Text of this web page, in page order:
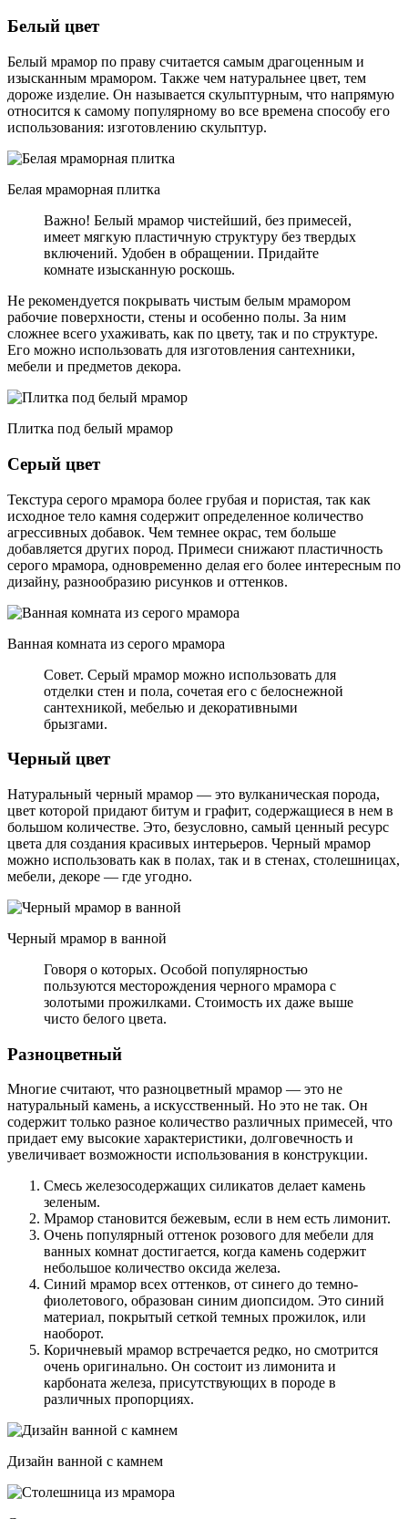
Белый цвет
Белый мрамор по праву считается самым драгоценным и
изысканным мрамором. Также чем натуральнее цвет, тем
дороже изделие. Он называется скульптурным, что напрямую
относится к самому популярному во все времена способу его
использования: изготовлению скульптур.
Белая мраморная плитка
Важно! Белый мрамор чистейший, без примесей,
имеет мягкую пластичную структуру без твердых
включений. Удобен в обращении. Придайте
комнате изысканную роскошь.
Не рекомендуется покрывать чистым белым мрамором
рабочие поверхности, стены и особенно полы. За ним
сложнее всего ухаживать, как по цвету, так и по структуре.
Его можно использовать для изготовления сантехники,
мебели и предметов декора.
Плитка под белый мрамор
Серый цвет
Текстура серого мрамора более грубая и пористая, так как
исходное тело камня содержит определенное количество
агрессивных добавок. Чем темнее окрас, тем больше
добавляется других пород. Примеси снижают пластичность
серого мрамора, одновременно делая его более интересным по
дизайну, разнообразию рисунков и оттенков.
Ванная комната из серого мрамора
Совет. Серый мрамор можно использовать для
отделки стен и пола, сочетая его с белоснежной
сантехникой, мебелью и декоративными
брызгами.
Черный цвет
Натуральный черный мрамор — это вулканическая порода,
цвет которой придают битум и графит, содержащиеся в нем в
большом количестве. Это, безусловно, самый ценный ресурс
цвета для создания красивых интерьеров. Черный мрамор
можно использовать как в полах, так и в стенах, столешницах,
мебели, декоре — где угодно.
Черный мрамор в ванной
Говоря о которых. Особой популярностью
пользуются месторождения черного мрамора с
золотыми прожилками. Стоимость их даже выше
чисто белого цвета.
Разноцветный
Многие считают, что разноцветный мрамор — это не
натуральный камень, а искусственный. Но это не так. Он
содержит только разное количество различных примесей, что
придает ему высокие характеристики, долговечность и
увеличивает возможности использования в конструкции.
Смесь железосодержащих силикатов делает камень
зеленым.
Мрамор становится бежевым, если в нем есть лимонит.
Очень популярный оттенок розового для мебели для
ванных комнат достигается, когда камень содержит
небольшое количество оксида железа.
Синий мрамор всех оттенков, от синего до темно-
фиолетового, образован синим диопсидом. Это синий
материал, покрытый сеткой темных прожилок, или
наоборот.
Коричневый мрамор встречается редко, но смотрится
очень оригинально. Он состоит из лимонита и
карбоната железа, присутствующих в породе в
различных пропорциях.
Дизайн ванной с камнем